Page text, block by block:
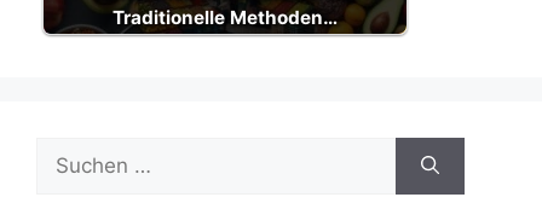
Traditionelle Methoden…
nach: